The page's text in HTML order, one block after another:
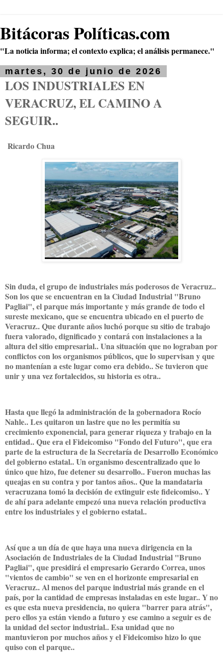
Bitácoras Políticas.com
"La noticia informa; el contexto explica; el análisis permanece."
martes, 30 de junio de 2026
LOS INDUSTRIALES EN
VERACRUZ, EL CAMINO A
SEGUIR..
Ricardo Chua
Sin duda, el grupo de industriales más poderosos de Veracruz..
Son los que se encuentran en la Ciudad Industrial "Bruno
Pagliai", el parque más importante y más grande de todo el
sureste mexicano, que se encuentra ubicado en el puerto de
Veracruz.. Que durante años luchó porque su sitio de trabajo
fuera valorado, dignificado y contará con instalaciones a la
altura del sitio empresarial.. Una situación que no lograban por
conflictos con los organismos públicos, que lo supervisan y que
no mantenían a este lugar como era debido.. Se tuvieron que
unir y una vez fortalecidos, su historia es otra..
Hasta que llegó la administración de la gobernadora Rocío
Nahle.. Les quitaron un lastre que no les permitía su
crecimiento exponencial, para generar riqueza y trabajo en la
entidad.. Que era el Fideicomiso "Fondo del Futuro", que era
parte de la estructura de la Secretaría de Desarrollo Económico
del gobierno estatal.. Un organismo descentralizado que lo
único que hizo, fue detener su desarrollo.. Fueron muchas las
queajas en su contra y por tantos años.. Que la mandataria
veracruzana tomó la decisión de extinguir este fideicomiso.. Y
de ahí para adelante empezó una nueva relación productiva
entre los industriales y el gobierno estatal..
Así que a un día de que haya una nueva dirigencia en la
Asociación de Industriales de la Ciudad Industrial "Bruno
Pagliai", que presidirá el empresario Gerardo Correa, unos
"vientos de cambio" se ven en el horizonte empresarial en
Veracruz.. Al menos del parque industrial más grande en el
país, por la cantidad de empresas instaladas en este lugar.. Y no
es que esta nueva presidencia, no quiera "barrer para atrás",
pero ellos ya están viendo a futuro y ese camino a seguir es de
la unidad del sector industrial.. Esa unidad que no
mantuvieron por muchos años y el Fideicomiso hizo lo que
quiso con el parque..